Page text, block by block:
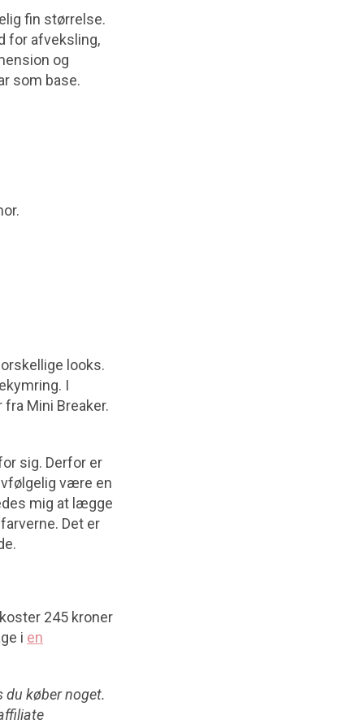
fin størrelse.
for afveksling,
og
som base.
looks.
I
Mini Breaker.
sig. Derfor er
være en
mig at lægge
Det er
245 kroner
i en
du køber noget.